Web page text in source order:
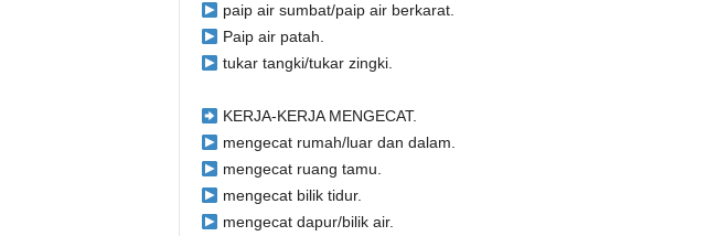
paip air sumbat/paip air berkarat.
Paip air patah.
tukar tangki/tukar zingki.
KERJA-KERJA MENGECAT.
mengecat rumah/luar dan dalam.
mengecat ruang tamu.
mengecat bilik tidur.
mengecat dapur/bilik air.